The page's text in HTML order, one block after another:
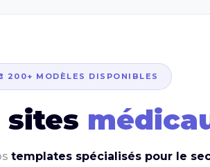
200+ MODÈLES DISPONIBLES
sites
templates spécialisés pour le